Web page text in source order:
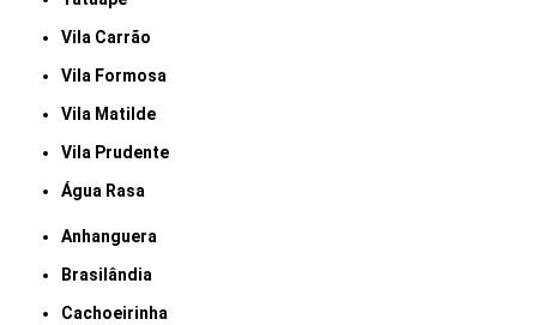
Vila Carrão
Vila Formosa
Vila Matilde
Vila Prudente
Água Rasa
Anhanguera
Brasilândia
Cachoeirinha